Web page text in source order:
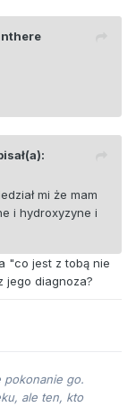
mi że mam
i hydroxyzyne i
"co jest z tobą nie
jego diagnoza?
pokonanie go.
ale ten, kto